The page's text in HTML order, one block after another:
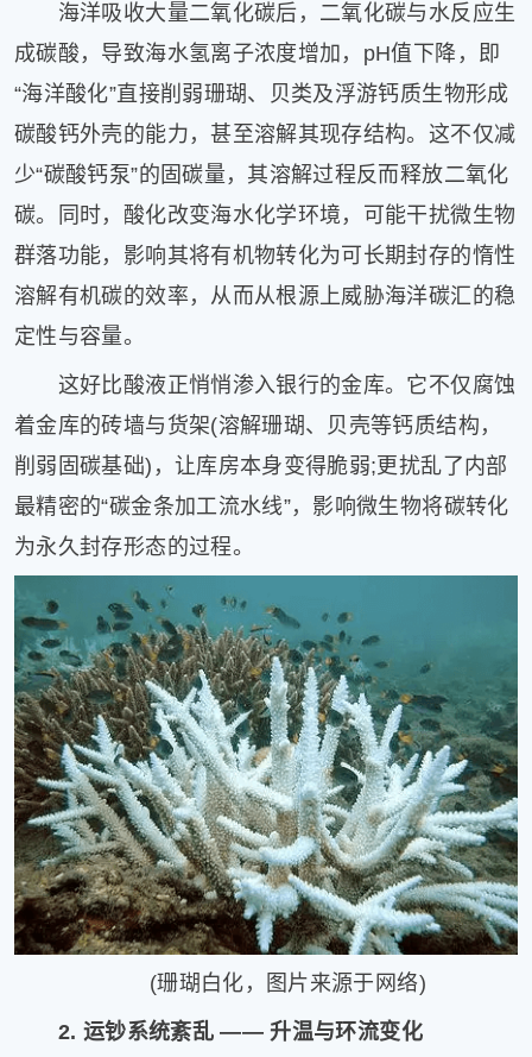
海洋吸收大量二氧化碳后，二氧化碳与水反应生
成碳酸，导致海水氢离子浓度增加，pH值下降，即
“海洋酸化”直接削弱珊瑚、贝类及浮游钙质生物形成
碳酸钙外壳的能力，甚至溶解其现存结构。这不仅减
少“碳酸钙泵”的固碳量，其溶解过程反而释放二氧化
碳。同时，酸化改变海水化学环境，可能干扰微生物
群落功能，影响其将有机物转化为可长期封存的惰性
溶解有机碳的效率，从而从根源上威胁海洋碳汇的稳
定性与容量。
这好比酸液正悄悄渗入银行的金库。它不仅腐蚀
着金库的砖墙与货架(溶解珊瑚、贝壳等钙质结构，
削弱固碳基础)，让库房本身变得脆弱;更扰乱了内部
最精密的“碳金条加工流水线”，影响微生物将碳转化
为永久封存形态的过程。
(珊瑚白化，图片来源于网络)
2. 运钞系统紊乱 —— 升温与环流变化